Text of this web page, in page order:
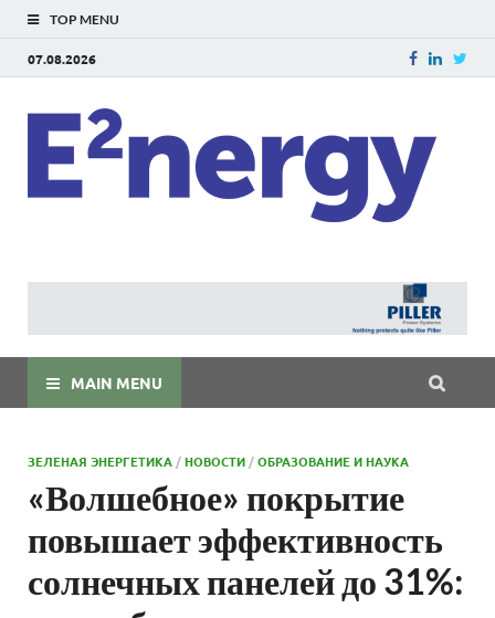
TOP MENU
07.08.2026
MAIN MENU
ЗЕЛЕНАЯ ЭНЕРГЕТИКА /НОВОСТИ /ОБРАЗОВАНИЕ И НАУКА
«Волшебное» покрытие
повышает эффективность
солнечных панелей до 31%: